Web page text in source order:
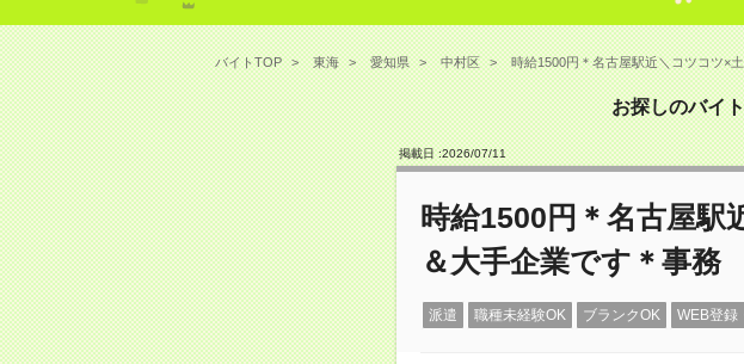
バイトTOP 東海 愛知県 中村区 時給1500円＊名古屋駅近＼コツコツ×
お探しのバイ
掲載日 :2026/07/11
時給1500円＊名古屋駅
＆大手企業です＊事務
派遣 職種未経験OK ブランクOK WEB登録